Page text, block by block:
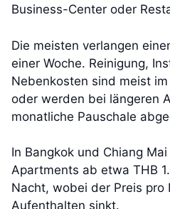
Business-Center oder
Die meisten verlangen
einer Woche. Reinigung,
Nebenkosten sind meist
oder werden bei längeren
monatliche Pauschale
In Bangkok und Chiang
Apartments ab etwa THB
Nacht, wobei der Preis pro
Aufenthalten sinkt.